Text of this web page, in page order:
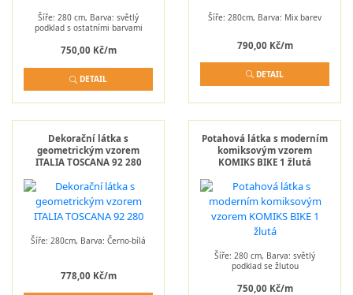
Šíře: 280 cm, Barva: světlý
podklad s ostatními barvami
750,00 Kč/m
DETAIL
Šíře: 280cm, Barva: Mix barev
790,00 Kč/m
DETAIL
Dekorační látka s
geometrickým vzorem
ITALIA TOSCANA 92 280
Šíře: 280cm, Barva: Černo-bílá
778,00 Kč/m
Potahová látka s moderním
komiksovým vzorem
KOMIKS BIKE 1 žlutá
Šíře: 280 cm, Barva: světlý
podklad se žlutou
750,00 Kč/m